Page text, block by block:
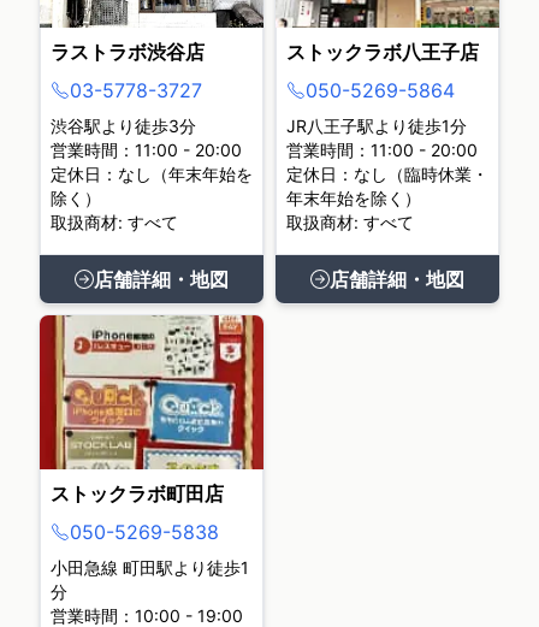
ラストラボ渋谷店
03-5778-3727
渋谷駅より徒歩3分
営業時間：11:00 - 20:00
定休日：なし（年末年始を
除く）
取扱商材: すべて
店舗詳細・地図
ストックラボ八王子店
050-5269-5864
JR八王子駅より徒歩1分
営業時間：11:00 - 20:00
定休日：なし（臨時休業・
年末年始を除く）
取扱商材: すべて
店舗詳細・地図
ストックラボ町田店
050-5269-5838
小田急線 町田駅より徒歩1
分
営業時間：10:00 - 19:00